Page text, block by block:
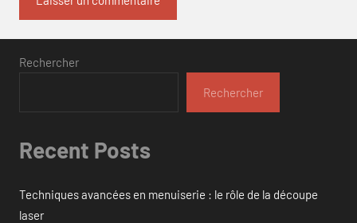
Rechercher
Rechercher
Recent Posts
Techniques avancées en menuiserie : le rôle de la découpe
laser